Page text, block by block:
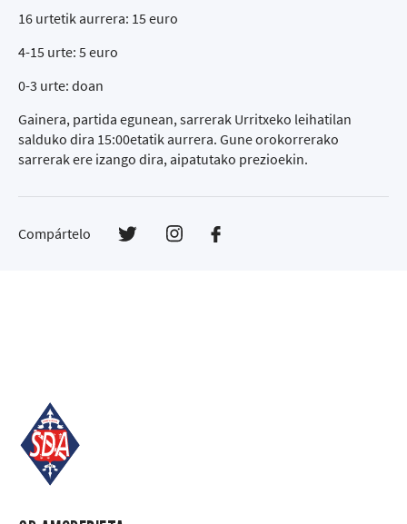
16 urtetik aurrera: 15 euro
4-15 urte: 5 euro
0-3 urte: doan
Gainera, partida egunean, sarrerak Urritxeko leihatilan
salduko dira 15:00etatik aurrera. Gune orokorrerako
sarrerak ere izango dira, aipatutako prezioekin.
Compártelo